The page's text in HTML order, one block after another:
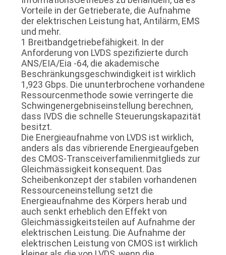
Vorteile in der Getrieberate, die Aufnahme
der elektrischen Leistung hat, Antilärm, EMS
und mehr.
1 Breitbandgetriebefähigkeit. In der
Anforderung von LVDS spezifizierte durch
ANS/EIA/Eia -64, die akademische
Beschränkungsgeschwindigkeit ist wirklich
1,923 Gbps. Die ununterbrochene vorhandene
Ressourcenmethode sowie verringerte die
Schwingenergebniseinstellung berechnen,
dass IVDS die schnelle Steuerungskapazität
besitzt.
Die Energieaufnahme von LVDS ist wirklich,
anders als das vibrierende Energieaufgeben
des CMOS-Transceiverfamilienmitglieds zur
Gleichmässigkeit konsequent. Das
Scheibenkonzept der stabilen vorhandenen
Ressourceneinstellung setzt die
Energieaufnahme des Körpers herab und
auch senkt erheblich den Effekt von
Gleichmässigkeitsteilen auf Aufnahme der
elektrischen Leistung. Die Aufnahme der
elektrischen Leistung von CMOS ist wirklich